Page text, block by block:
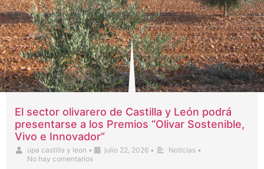
El sector olivarero de Castilla y León podrá
presentarse a los Premios “Olivar Sostenible,
Vivo e Innovador”
upa castilla y leon • julio 22, 2026 • Noticias •
No hay comentarios